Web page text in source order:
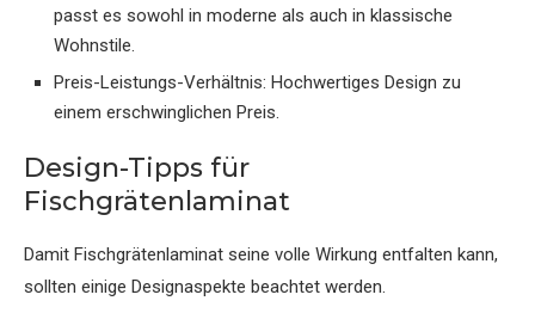
passt es sowohl in moderne als auch in klassische
Wohnstile.
Preis-Leistungs-Verhältnis: Hochwertiges Design zu
einem erschwinglichen Preis.
Design-Tipps für
Fischgrätenlaminat
Damit Fischgrätenlaminat seine volle Wirkung entfalten kann,
sollten einige Designaspekte beachtet werden.